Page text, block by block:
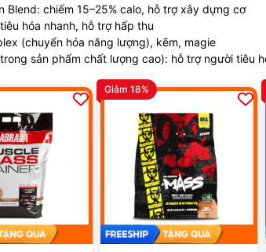
Blend: chiếm 15–25% calo, hỗ trợ xây dựng cơ
hóa nhanh, hỗ trợ hấp thu
(chuyển hóa năng lượng), kẽm, magie
sản phẩm chất lượng cao): hỗ trợ người tiêu
Giảm 18%